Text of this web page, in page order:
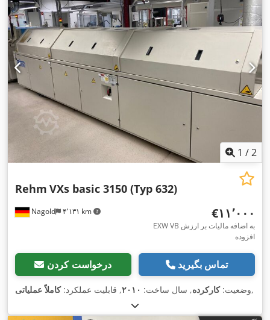
1 /2
Nagold ۴٬۱۳۱ km
Rehm VXs basic 3150 (Typ 632)
‎€۱۱٬۰۰۰
EXW VB به اضافه مالیات بر ارزش
افزوده
درخواست کردن تماس بگیرید
وضعیت:کارکرده, سال ساخت: ۲۰۱۰, قابلیت عملکرد:کاملاً عملیاتی ,